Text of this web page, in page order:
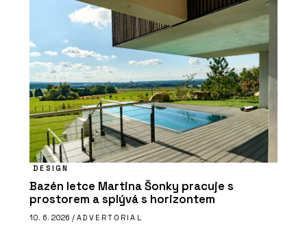
DESIGN
Bazén letce Martina Šonky pracuje s
prostorem a splývá s horizontem
10. 6. 2026 / ADVERTORIAL